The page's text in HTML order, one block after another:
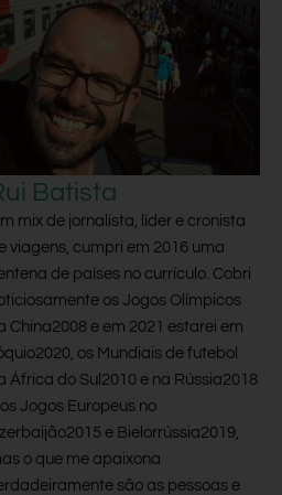
Batista
mix de jornalista, líder e cronista
viagens, cumpri em 2016 uma
de países no currículo. Cobri
os Jogos Olímpicos
China2008 e em 2021 estarei em
os Mundiais de futebol
África do Sul2010 e na Rússia2018
Jogos Europeus no
e Bielorrússia2019,
o que me apaixona
são as pessoas e